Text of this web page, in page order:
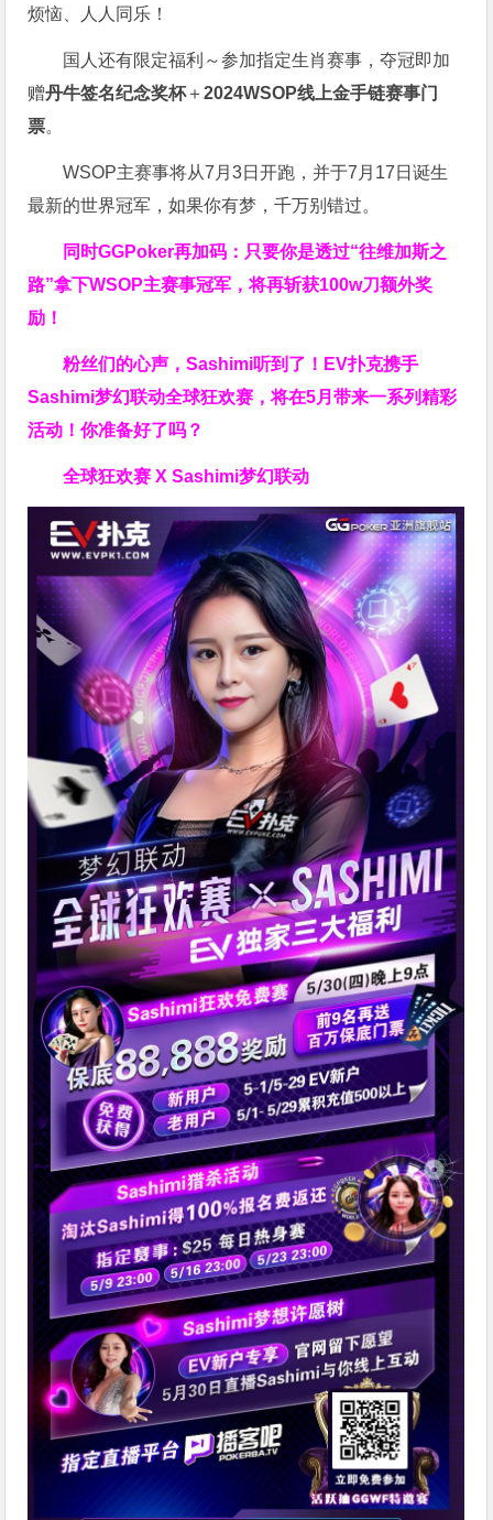
烦恼、人人同乐！
国人还有限定福利～参加指定生肖赛事，夺冠即加
赠丹牛签名纪念奖杯＋2024WSOP线上金手链赛事门
票。
WSOP主赛事将从7月3日开跑，并于7月17日诞生
最新的世界冠军，如果你有梦，千万别错过。
同时GGPoker再加码：只要你是透过“往维加斯之
路”拿下WSOP主赛事冠军，将再斩获100w刀额外奖
励！
粉丝们的心声，Sashimi听到了！EV扑克携手
Sashimi梦幻联动全球狂欢赛，将在5月带来一系列精彩
活动！你准备好了吗？
全球狂欢赛 X Sashimi梦幻联动